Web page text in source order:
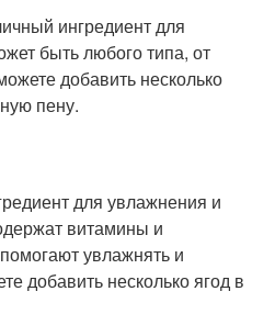
ингредиент для
быть любого типа, от
добавить несколько
пену.
для увлажнения и
витамины и
увлажнять и
добавить несколько ягод в